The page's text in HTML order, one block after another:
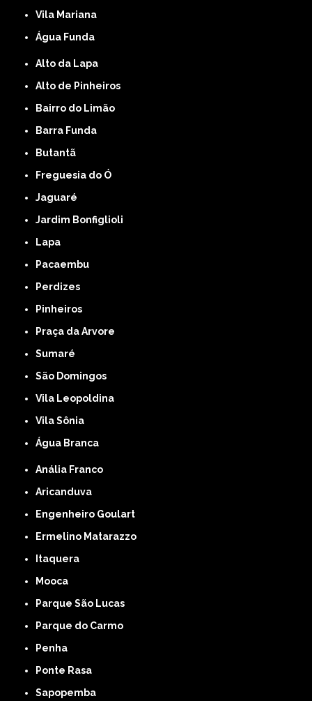
Vila Mariana
Água Funda
Alto da Lapa
Alto de Pinheiros
Bairro do Limão
Barra Funda
Butantã
Freguesia do Ó
Jaguaré
Jardim Bonfiglioli
Lapa
Pacaembu
Perdizes
Pinheiros
Praça da Arvore
Sumaré
São Domingos
Vila Leopoldina
Vila Sônia
Água Branca
Anália Franco
Aricanduva
Engenheiro Goulart
Ermelino Matarazzo
Itaquera
Mooca
Parque São Lucas
Parque do Carmo
Penha
Ponte Rasa
Sapopemba